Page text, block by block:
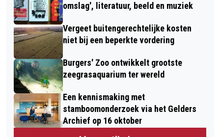
omslag', literatuur, beeld en muziek
Vergeet buitengerechtelijke kosten
niet bij een beperkte vordering
Burgers' Zoo ontwikkelt grootste
zeegrasaquarium ter wereld
Een kennismaking met
stamboomonderzoek via het Gelders
Archief op 16 oktober